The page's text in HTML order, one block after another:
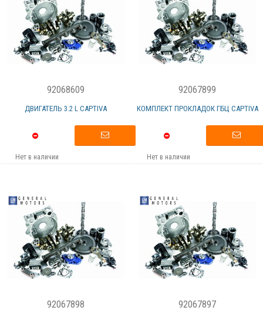
92068609
ДВИГАТЕЛЬ 3.2 L CAPTIVA
Нет в наличии
92067899
КОМПЛЕКТ ПРОКЛАДОК ГБЦ CAPTIVA
Нет в наличии
92067898 92067897